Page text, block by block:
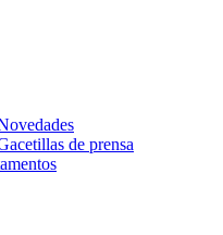
de prensa